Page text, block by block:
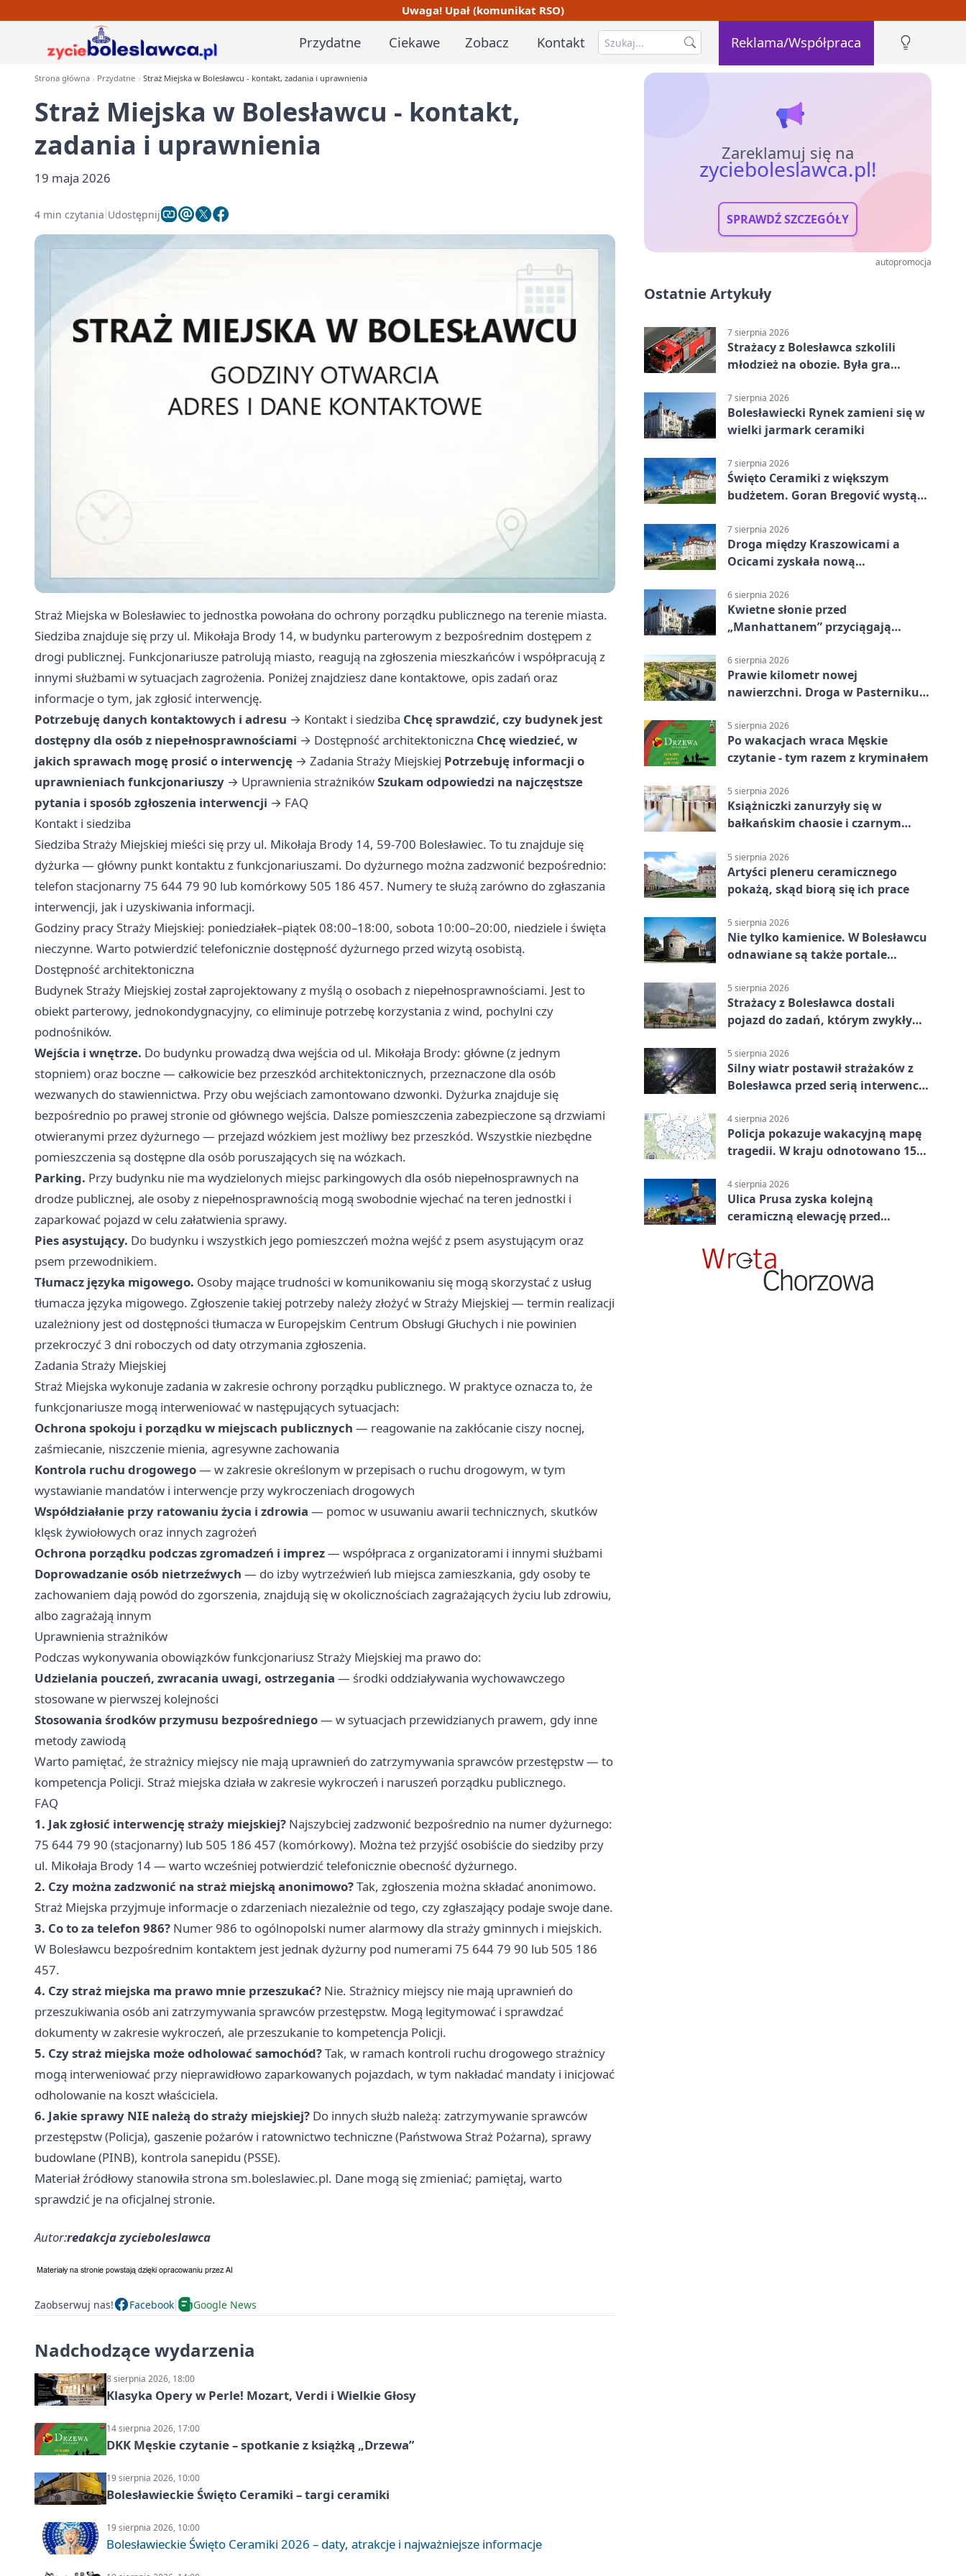
Uwaga! Upał (komunikat RSO)
Przydatne Ciekawe Zobacz Kontakt Reklama/Współpraca
Strona główna Przydatne Straż Miejska w Bolesławcu - kontakt, zadania i uprawnienia
Straż Miejska w Bolesławcu - kontakt,
zadania i uprawnienia
19 maja 2026
4 min czytania Udostępnij
Straż Miejska w Bolesławiec to jednostka powołana do ochrony porządku publicznego na terenie miasta.
Siedziba znajduje się przy ul. Mikołaja Brody 14, w budynku parterowym z bezpośrednim dostępem z
drogi publicznej. Funkcjonariusze patrolują miasto, reagują na zgłoszenia mieszkańców i współpracują z
innymi służbami w sytuacjach zagrożenia. Poniżej znajdziesz dane kontaktowe, opis zadań oraz
informacje o tym, jak zgłosić interwencję.
Potrzebuję danych kontaktowych i adresu → Kontakt i siedziba Chcę sprawdzić, czy budynek jest
dostępny dla osób z niepełnosprawnościami → Dostępność architektoniczna Chcę wiedzieć, w
jakich sprawach mogę prosić o interwencję → Zadania Straży Miejskiej Potrzebuję informacji o
uprawnieniach funkcjonariuszy → Uprawnienia strażnikówSzukam odpowiedzi na najczęstsze
pytania i sposób zgłoszenia interwencji → FAQ
Kontakt i siedziba
Siedziba Straży Miejskiej mieści się przy ul. Mikołaja Brody 14, 59-700 Bolesławiec. To tu znajduje się
dyżurka — główny punkt kontaktu z funkcjonariuszami. Do dyżurnego można zadzwonić bezpośrednio:
telefon stacjonarny 75 644 79 90 lub komórkowy 505 186 457. Numery te służą zarówno do zgłaszania
interwencji, jak i uzyskiwania informacji.
Godziny pracy Straży Miejskiej: poniedziałek–piątek 08:00–18:00, sobota 10:00–20:00, niedziele i święta
nieczynne. Warto potwierdzić telefonicznie dostępność dyżurnego przed wizytą osobistą.
Dostępność architektoniczna
Budynek Straży Miejskiej został zaprojektowany z myślą o osobach z niepełnosprawnościami. Jest to
obiekt parterowy, jednokondygnacyjny, co eliminuje potrzebę korzystania z wind, pochylni czy
podnośników.
Wejścia i wnętrze. Do budynku prowadzą dwa wejścia od ul. Mikołaja Brody: główne (z jednym
stopniem) oraz boczne — całkowicie bez przeszkód architektonicznych, przeznaczone dla osób
wezwanych do stawiennictwa. Przy obu wejściach zamontowano dzwonki. Dyżurka znajduje się
bezpośrednio po prawej stronie od głównego wejścia. Dalsze pomieszczenia zabezpieczone są drzwiami
otwieranymi przez dyżurnego — przejazd wózkiem jest możliwy bez przeszkód. Wszystkie niezbędne
pomieszczenia są dostępne dla osób poruszających się na wózkach.
Parking. Przy budynku nie ma wydzielonych miejsc parkingowych dla osób niepełnosprawnych na
drodze publicznej, ale osoby z niepełnosprawnością mogą swobodnie wjechać na teren jednostki i
zaparkować pojazd w celu załatwienia sprawy.
Pies asystujący. Do budynku i wszystkich jego pomieszczeń można wejść z psem asystującym oraz
psem przewodnikiem.
Tłumacz języka migowego. Osoby mające trudności w komunikowaniu się mogą skorzystać z usług
tłumacza języka migowego. Zgłoszenie takiej potrzeby należy złożyć w Straży Miejskiej — termin realizacji
uzależniony jest od dostępności tłumacza w Europejskim Centrum Obsługi Głuchych i nie powinien
przekroczyć 3 dni roboczych od daty otrzymania zgłoszenia.
Zadania Straży Miejskiej
Straż Miejska wykonuje zadania w zakresie ochrony porządku publicznego. W praktyce oznacza to, że
funkcjonariusze mogą interweniować w następujących sytuacjach:
Ochrona spokoju i porządku w miejscach publicznych — reagowanie na zakłócanie ciszy nocnej,
zaśmiecanie, niszczenie mienia, agresywne zachowania
Kontrola ruchu drogowego— w zakresie określonym w przepisach o ruchu drogowym, w tym
wystawianie mandatów i interwencje przy wykroczeniach drogowych
Współdziałanie przy ratowaniu życia i zdrowia — pomoc w usuwaniu awarii technicznych, skutków
klęsk żywiołowych oraz innych zagrożeń
Ochrona porządku podczas zgromadzeń i imprez— współpraca z organizatorami i innymi służbami
Doprowadzanie osób nietrzeźwych — do izby wytrzeźwień lub miejsca zamieszkania, gdy osoby te
zachowaniem dają powód do zgorszenia, znajdują się w okolicznościach zagrażających życiu lub zdrowiu,
albo zagrażają innym
Uprawnienia strażników
Podczas wykonywania obowiązków funkcjonariusz Straży Miejskiej ma prawo do:
Udzielania pouczeń, zwracania uwagi, ostrzegania — środki oddziaływania wychowawczego
stosowane w pierwszej kolejności
Stosowania środków przymusu bezpośredniego— w sytuacjach przewidzianych prawem, gdy inne
metody zawiodą
Warto pamiętać, że strażnicy miejscy nie mają uprawnień do zatrzymywania sprawców przestępstw — to
kompetencja Policji. Straż miejska działa w zakresie wykroczeń i naruszeń porządku publicznego.
FAQ
1. Jak zgłosić interwencję straży miejskiej? Najszybciej zadzwonić bezpośrednio na numer dyżurnego:
75 644 79 90 (stacjonarny) lub 505 186 457 (komórkowy). Można też przyjść osobiście do siedziby przy
ul. Mikołaja Brody 14 — warto wcześniej potwierdzić telefonicznie obecność dyżurnego.
2. Czy można zadzwonić na straż miejską anonimowo?Tak, zgłoszenia można składać anonimowo.
Straż Miejska przyjmuje informacje o zdarzeniach niezależnie od tego, czy zgłaszający podaje swoje dane.
3. Co to za telefon 986? Numer 986 to ogólnopolski numer alarmowy dla straży gminnych i miejskich.
W Bolesławcu bezpośrednim kontaktem jest jednak dyżurny pod numerami 75 644 79 90 lub 505 186
457.
4. Czy straż miejska ma prawo mnie przeszukać? Nie. Strażnicy miejscy nie mają uprawnień do
przeszukiwania osób ani zatrzymywania sprawców przestępstw. Mogą legitymować i sprawdzać
dokumenty w zakresie wykroczeń, ale przeszukanie to kompetencja Policji.
5. Czy straż miejska może odholować samochód?Tak, w ramach kontroli ruchu drogowego strażnicy
mogą interweniować przy nieprawidłowo zaparkowanych pojazdach, w tym nakładać mandaty i inicjować
odholowanie na koszt właściciela.
6. Jakie sprawy NIE należą do straży miejskiej? Do innych służb należą: zatrzymywanie sprawców
przestępstw (Policja), gaszenie pożarów i ratownictwo techniczne (Państwowa Straż Pożarna), sprawy
budowlane (PINB), kontrola sanepidu (PSSE).
Materiał źródłowy stanowiła strona sm.boleslawiec.pl. Dane mogą się zmieniać; pamiętaj, warto
sprawdzić je na oficjalnej stronie.
Autor:redakcja zycieboleslawca
Zaobserwuj nas! Facebook Google News
Nadchodzące wydarzenia
8 sierpnia 2026, 18:00
Klasyka Opery w Perle! Mozart, Verdi i Wielkie Głosy
14 sierpnia 2026, 17:00
DKK Męskie czytanie – spotkanie z książką „Drzewa”
19 sierpnia 2026, 10:00
Bolesławieckie Święto Ceramiki – targi ceramiki
19 sierpnia 2026, 10:00
Bolesławieckie Święto Ceramiki 2026 – daty, atrakcje i najważniejsze informacje
Zareklamuj się na
zycieboleslawca.pl!
SPRAWDŹ SZCZEGÓŁY
autopromocja
Ostatnie Artykuły
7 sierpnia 2026
Strażacy z Bolesławca szkolili
młodzież na obozie. Była gra
7 sierpnia 2026
Bolesławiecki Rynek zamieni się w
wielki jarmark ceramiki
7 sierpnia 2026
Święto Ceramiki z większym
budżetem. Goran Bregović wystąpi
7 sierpnia 2026
Droga między Kraszowicami a
Ocicami zyskała nową
6 sierpnia 2026
Kwietne słonie przed
„Manhattanem” przyciągają
6 sierpnia 2026
Prawie kilometr nowej
nawierzchni. Droga w Pasterniku
5 sierpnia 2026
Po wakacjach wraca Męskie
czytanie - tym razem z kryminałem
5 sierpnia 2026
Książniczki zanurzyły się w
bałkańskim chaosie i czarnym
5 sierpnia 2026
Artyści pleneru ceramicznego
pokażą, skąd biorą się ich prace
5 sierpnia 2026
Nie tylko kamienice. W Bolesławcu
odnawiane są także portale
5 sierpnia 2026
Strażacy z Bolesławca dostali
pojazd do zadań, którym zwykły
5 sierpnia 2026
Silny wiatr postawił strażaków z
Bolesławca przed serią interwencji
4 sierpnia 2026
Policja pokazuje wakacyjną mapę
tragedii. W kraju odnotowano 155
4 sierpnia 2026
Ulica Prusa zyska kolejną
ceramiczną elewację przed